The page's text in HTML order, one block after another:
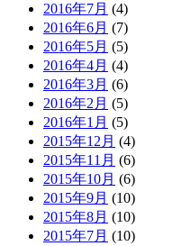
2016年7月 (4)
2016年6月 (7)
2016年5月 (5)
2016年4月 (4)
2016年3月 (6)
2016年2月 (5)
2016年1月 (5)
2015年12月 (4)
2015年11月 (6)
2015年10月 (6)
2015年9月 (10)
2015年8月 (10)
2015年7月 (10)